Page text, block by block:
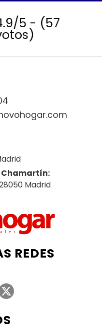
5 - (57
Chamartín:
Madrid
REDES